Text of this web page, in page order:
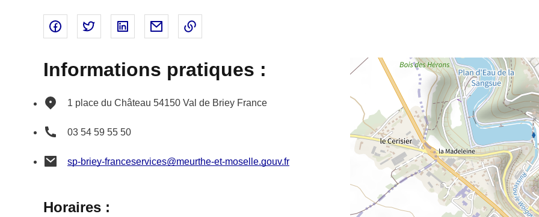
Partager sur Facebook - nouvelle fenêtre
Partager sur Twitter - nouvelle fenêtre
Partager sur Linked In - nouvelle fenêtre
Partager par email - nouvelle fenêtre
Informations pratiques :
1 place du Château 54150 Val de Briey France
03 54 59 55 50
sp-briey-franceservices@meurthe-et-moselle.gouv.fr
Horaires :